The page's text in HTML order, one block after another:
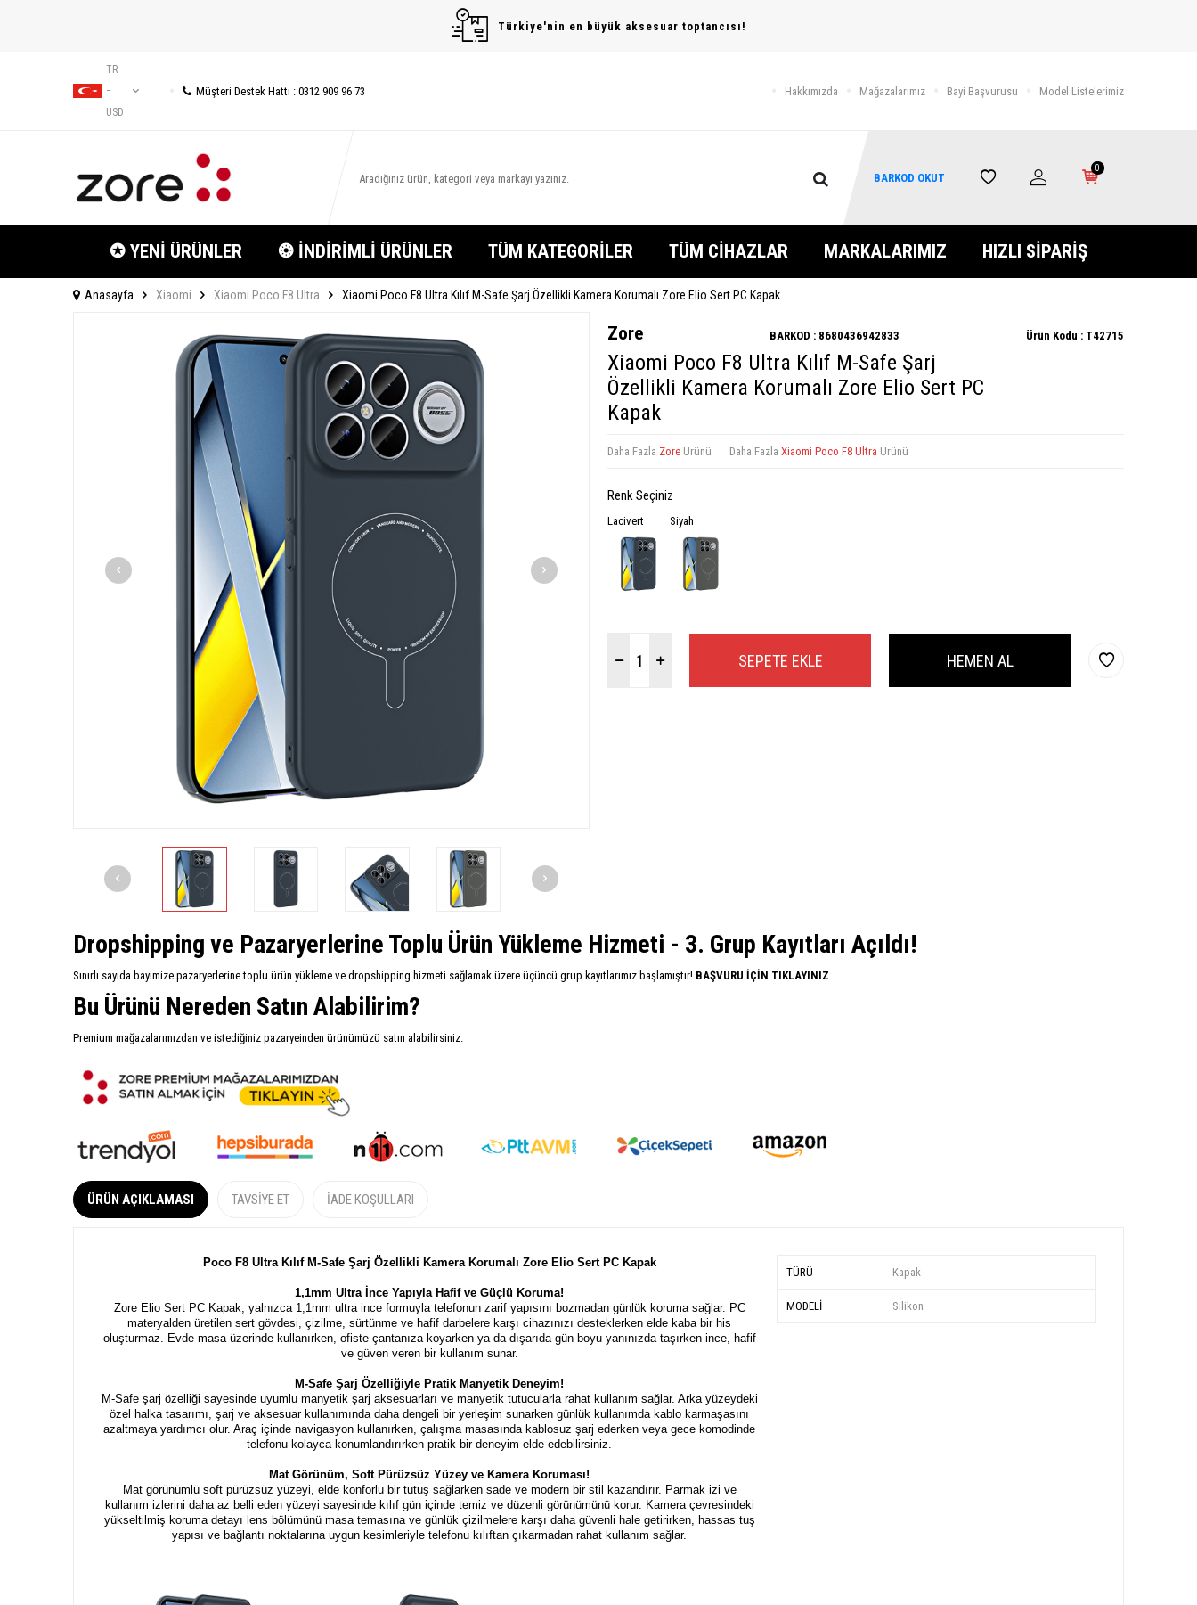
Türkiye'nin en büyük aksesuar toptancısı!
TR
−
USD
Müşteri Destek Hattı : 0312 909 96 73 Hakkımızda Mağazalarımız Bayi Başvurusu Model Listelerimiz
BARKOD OKUT
0
✪ YENİ ÜRÜNLER ❂ İNDİRİMLİ ÜRÜNLER TÜM KATEGORİLER TÜM CİHAZLAR MARKALARIMIZ HIZLI SİPARİŞ
Anasayfa Xiaomi Xiaomi Poco F8 Ultra Xiaomi Poco F8 Ultra Kılıf M-Safe Şarj Özellikli Kamera Korumalı Zore Elio Sert PC Kapak
Zore BARKOD : 8680436942833 Ürün Kodu : T42715
Xiaomi Poco F8 Ultra Kılıf M-Safe Şarj
Özellikli Kamera Korumalı Zore Elio Sert PC
Kapak
Daha Fazla Zore Ürünü Daha Fazla Xiaomi Poco F8 Ultra Ürünü
Renk Seçiniz
Lacivert Siyah
SEPETE EKLE HEMEN AL
Dropshipping ve Pazaryerlerine Toplu Ürün Yükleme Hizmeti - 3. Grup Kayıtları Açıldı!
Sınırlı sayıda bayimize pazaryerlerine toplu ürün yükleme ve dropshipping hizmeti sağlamak üzere üçüncü grup kayıtlarımız başlamıştır! BAŞVURU İÇİN TIKLAYINIZ
Bu Ürünü Nereden Satın Alabilirim?
Premium mağazalarımızdan ve istediğiniz pazaryeinden ürünümüzü satın alabilirsiniz.
ÜRÜN AÇIKLAMASI TAVSIYE ET İADE KOŞULLARI
Poco F8 Ultra Kılıf M-Safe Şarj Özellikli Kamera Korumalı Zore Elio Sert PC Kapak
1,1mm Ultra İnce Yapıyla Hafif ve Güçlü Koruma!
Zore Elio Sert PC Kapak, yalnızca 1,1mm ultra ince formuyla telefonun zarif yapısını bozmadan günlük koruma sağlar. PC
materyalden üretilen sert gövdesi, çizilme, sürtünme ve hafif darbelere karşı cihazınızı desteklerken elde kaba bir his
oluşturmaz. Evde masa üzerinde kullanırken, ofiste çantanıza koyarken ya da dışarıda gün boyu yanınızda taşırken ince, hafif
ve güven veren bir kullanım sunar.
M-Safe Şarj Özelliğiyle Pratik Manyetik Deneyim!
M-Safe şarj özelliği sayesinde uyumlu manyetik şarj aksesuarları ve manyetik tutucularla rahat kullanım sağlar. Arka yüzeydeki
özel halka tasarımı, şarj ve aksesuar kullanımında daha dengeli bir yerleşim sunarken günlük kullanımda kablo karmaşasını
azaltmaya yardımcı olur. Araç içinde navigasyon kullanırken, çalışma masasında kablosuz şarj ederken veya gece komodinde
telefonu kolayca konumlandırırken pratik bir deneyim elde edebilirsiniz.
Mat Görünüm, Soft Pürüzsüz Yüzey ve Kamera Koruması!
Mat görünümlü soft pürüzsüz yüzeyi, elde konforlu bir tutuş sağlarken sade ve modern bir stil kazandırır. Parmak izi ve
kullanım izlerini daha az belli eden yüzeyi sayesinde kılıf gün içinde temiz ve düzenli görünümünü korur. Kamera çevresindeki
yükseltilmiş koruma detayı lens bölümünü masa temasına ve günlük çizilmelere karşı daha güvenli hale getirirken, hassas tuş
yapısı ve bağlantı noktalarına uygun kesimleriyle telefonu kılıftan çıkarmadan rahat kullanım sağlar.
TÜRÜ Kapak
MODELİ Silikon